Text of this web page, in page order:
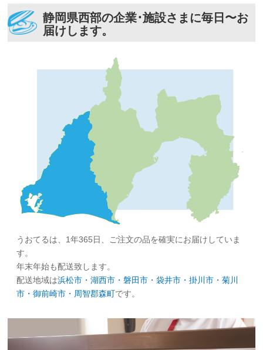
静岡県西部の企業･施設さまに毎日〜お
届けします。
うおてるは、1年365日、ご注文の品を確実にお届けしていま
す。
年末年始も配送致します。
配送地域は浜松市・湖西市・磐田市・袋井市・掛川市・菊川
市・御前崎市・周智郡森町です。